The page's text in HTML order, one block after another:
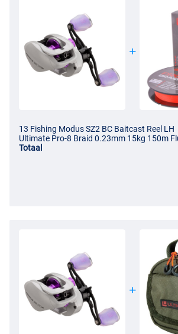
13 Fishing Modus SZ2 BC Baitcast Reel LH
Ultimate Pro-8 Braid 0.23mm 15kg 150m
Totaal